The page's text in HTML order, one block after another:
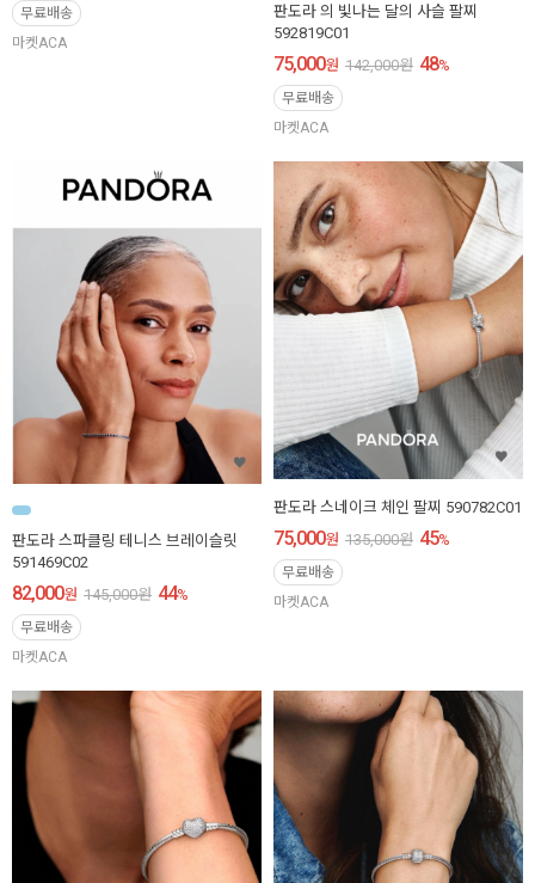
무료배송
마켓ACA
판도라 의 빛나는 달의 사슬 팔찌
592819C01
75,000원 142,000원 48%
무료배송
마켓ACA
판도라 스파클링 테니스 브레이슬릿
591469C02
82,000원 145,000원 44%
무료배송
마켓ACA
판도라 스네이크 체인 팔찌 590782C01
75,000원 135,000원 45%
무료배송
마켓ACA